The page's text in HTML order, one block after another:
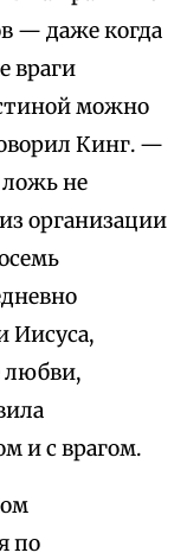
— даже когда
враги
можно
Кинг. —
не
организации
Иисуса,
любви,
и с врагом.
по